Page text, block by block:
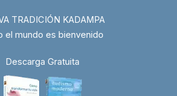
TRADICIÓN KADAMPA
el mundo es bienvenido
Descarga Gratuita